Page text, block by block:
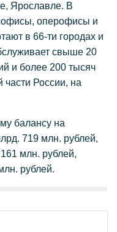
Ярославле. В
оперофисы и
в 66-ти городах и
свыше 20
и более 200 тысяч
части России, на
балансу на
719 млн. рублей,
млн. рублей,
рублей.